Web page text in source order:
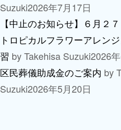
Suzuki2026年7月17日
【中止のお知らせ】６月２
トロピカルフラワーアレン
習 by Takehisa Suzuki2026
区民葬儀助成金のご案内 by
Suzuki2026年5月20日